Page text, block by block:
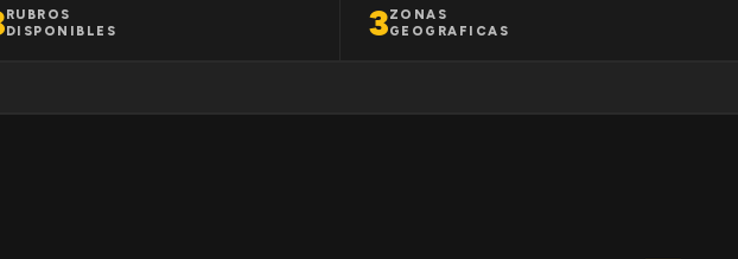
RUBROS
DISPONIBLES
3ZONAS
GEOGRAFICAS